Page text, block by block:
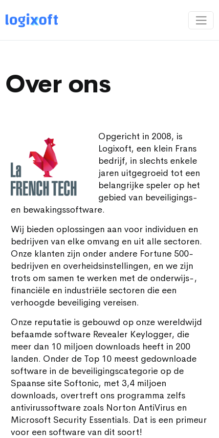
Over ons
Opgericht in 2008, is
Logixoft, een klein Frans
bedrijf, in slechts enkele
jaren uitgegroeid tot een
belangrijke speler op het
gebied van beveiligings-
en bewakingssoftware.
Wij bieden oplossingen aan voor individuen en
bedrijven van elke omvang en uit alle sectoren.
Onze klanten zijn onder andere Fortune 500-
bedrijven en overheidsinstellingen, en we zijn
trots om samen te werken met de onderwijs-,
financiële en industriële sectoren die een
verhoogde beveiliging vereisen.
Onze reputatie is gebouwd op onze wereldwijd
befaamde software Revealer Keylogger, die
meer dan 10 miljoen downloads heeft in 200
landen. Onder de Top 10 meest gedownloade
software in de beveiligingscategorie op de
Spaanse site Softonic, met 3,4 miljoen
downloads, overtreft ons programma zelfs
antivirussoftware zoals Norton AntiVirus en
Microsoft Security Essentials. Dat is een primeur
voor een software van dit soort!